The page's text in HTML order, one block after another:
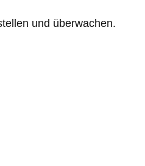
und überwachen.